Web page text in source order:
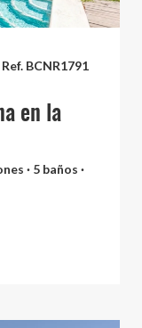
Ref. BCNR1791
en la
· 5 baños ·